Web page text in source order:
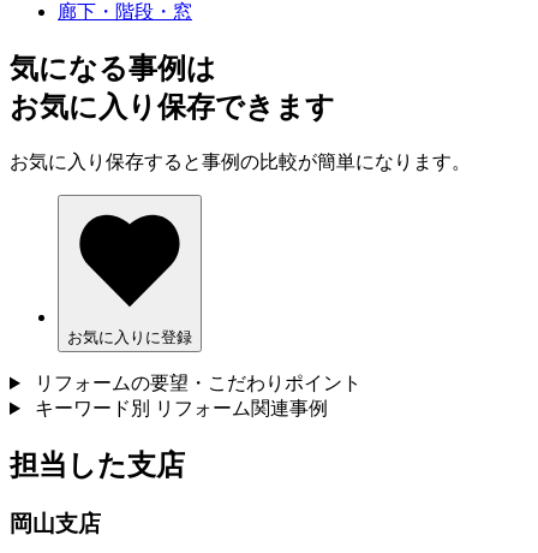
廊下・階段・窓
気になる事例は
お気に入り保存できます
お気に入り保存すると事例の比較が簡単になります。
お気に入りに登録
リフォームの要望・こだわりポイント
キーワード別 リフォーム関連事例
担当した支店
岡山支店